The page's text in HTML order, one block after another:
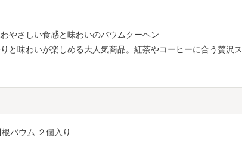
やさしい食感と味わいのバウムクーヘン
と味わいが楽しめる大人気商品。紅茶やコーヒーに合う贅沢ス
バウム ２個入り